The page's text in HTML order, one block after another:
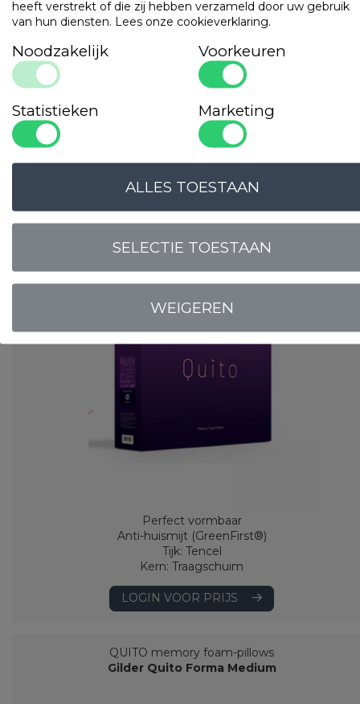
Anti-huismijt (GreenFirst®)
Tijk: Tencel
Kern: Traagschuim
QUITO memory foam-pillows
Gilder Quito Clasico Firm
Perfect vormbaar
Anti-huismijt (GreenFirst®)
Tijk: Tencel
Kern: Traagschuim
LOGIN VOOR PRIJS
QUITO memory foam-pillows
Gilder Quito Forma Medium
heeft verstrekt of die zij hebben verzameld door uw gebruik
van hun diensten. Lees onze cookieverklaring.
Noodzakelijk Voorkeuren
Statistieken Marketing
WEIGEREN
SELECTIE TOESTAAN
ALLES TOESTAAN